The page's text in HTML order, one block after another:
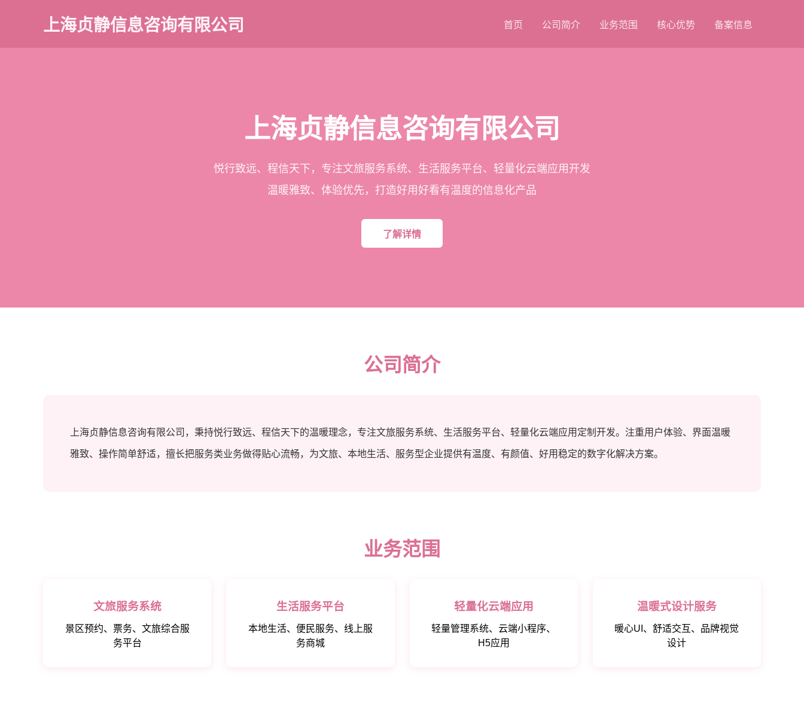
上海贞静信息咨询有限公司 首页 公司简介 业务范围 核心优势 备案信息
上海贞静信息咨询有限公司
悦行致远、程信天下，专注文旅服务系统、生活服务平台、轻量化云端应用开发
温暖雅致、体验优先，打造好用好看有温度的信息化产品
了解详情
公司简介
上海贞静信息咨询有限公司，秉持悦行致远、程信天下的温暖理念，专注文旅服务系统、生活服务平台、轻量化云端应用定制开发。注重用户体验、界面温暖
雅致、操作简单舒适，擅长把服务类业务做得贴心流畅，为文旅、本地生活、服务型企业提供有温度、有颜值、好用稳定的数字化解决方案。
业务范围
文旅服务系统
景区预约、票务、文旅综合服
务平台
生活服务平台
本地生活、便民服务、线上服
务商城
轻量化云端应用
轻量管理系统、云端小程序、
H5应用
温暖式设计服务
暖心UI、舒适交互、品牌视觉
设计